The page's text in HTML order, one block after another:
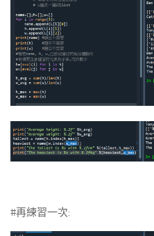
#再練習一次: